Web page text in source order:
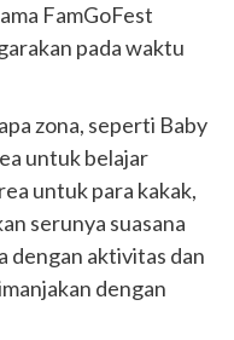
FamGoFest
pada waktu
zona, seperti Baby
untuk belajar
untuk para kakak,
serunya suasana
dengan aktivitas dan
dengan